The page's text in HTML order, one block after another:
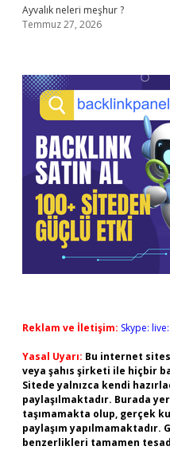
Ayvalık neleri meşhur ?
Temmuz 27, 2026
Reklam ve İletişim: Skype:
Yasal Uyarı: Bu internet
veya şahıs şirketi ile hiçbir
Sitede yalnızca kendi
paylaşılmaktadır. Burada
taşımamakta olup, gerçek
paylaşım
benzerlikleri tamamen